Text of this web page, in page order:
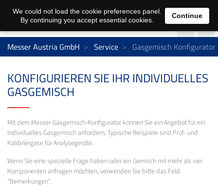
Messer Austria GmbH Service Gasgemisch Konfigurator
KONFIGURIEREN SIE IHR INDIVIDUELLES
GASGEMISCH
Mit dem Messer-Gasgemisch-Konfigurator können Sie ein Angebot für ein
individuelles Gasgemisch anfordern. Typische Beispiele sind Prüf- und
Kalibriergase für Analysegeräte.
Wenn Sie eine spezielle Frage haben oder ein Gemisch mit mehr als vier
Komponenten anfragen möchten, verwenden Sie bitte das Feld
"Bemerkungen".
We could not load the cookie preferences panel.
By continuing you accept essential cookies.
Continue